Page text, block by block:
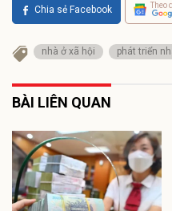
Chia sẻ Facebook Theo
nhà ở xã hội phát triển
BÀI LIÊN QUAN